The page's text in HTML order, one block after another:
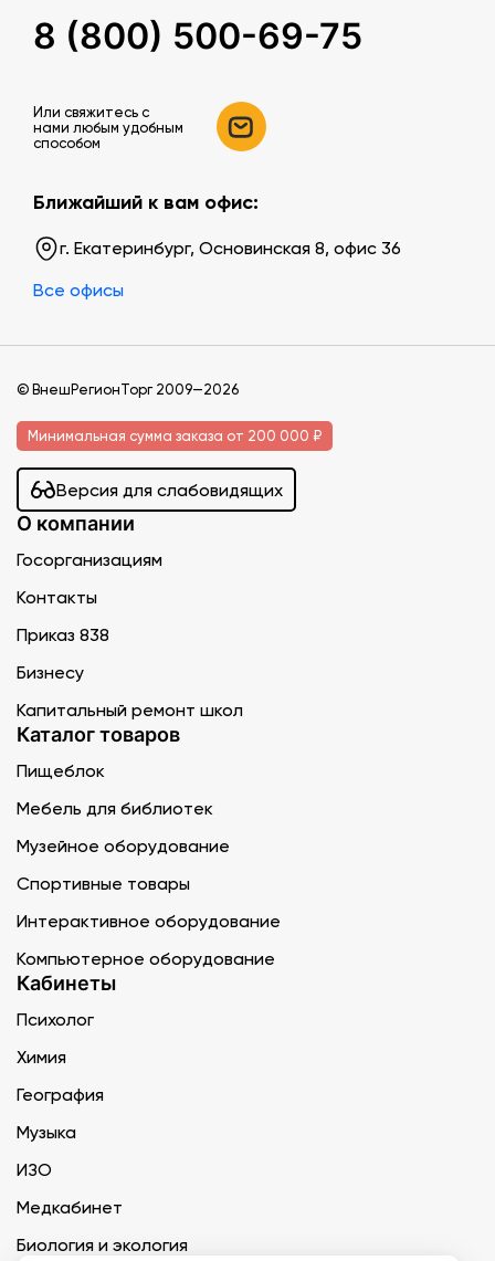
8 (800) 500-69-75
Или свяжитесь c
нами любым удобным
способом
Ближайший к вам офис:
г. Екатеринбург, Основинская 8, офис 36
Все офисы
© ВнешРегионТорг 2009—2026
Минимальная сумма заказа от 200 000 ₽
Версия для слабовидящих
О компании
Госорганизациям
Контакты
Приказ 838
Бизнесу
Капитальный ремонт школ
Каталог товаров
Пищеблок
Мебель для библиотек
Музейное оборудование
Спортивные товары
Интерактивное оборудование
Компьютерное оборудование
Кабинеты
Психолог
Химия
География
Музыка
ИЗО
Медкабинет
Биология и экология